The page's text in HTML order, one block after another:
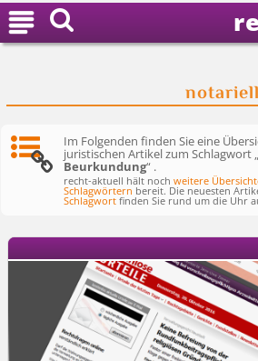

Im Folgenden finden Sie eine
juristischen Artikel zum Schlagwort „
Beurkundung“ .
recht-aktuell hält nochweitere
Schlagwörtern bereit. Die neuesten
Schlagwort finden Sie rund um die Uhr